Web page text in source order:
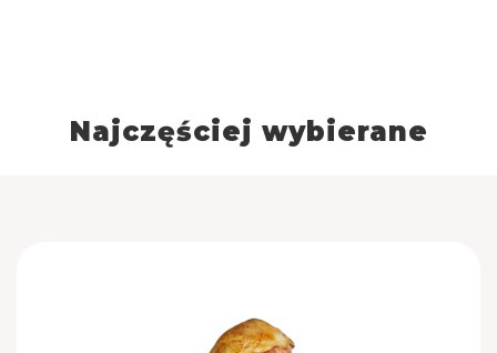
Najczęściej wybierane